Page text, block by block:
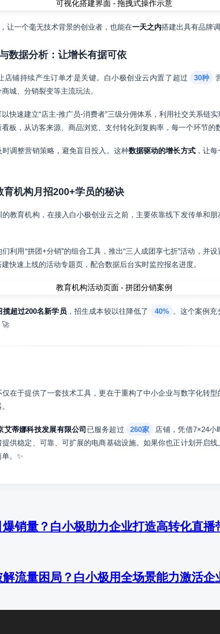
让一个毫无技术背景的创业者，也能在一天之内搭建出具有品牌
数据分析：让增长有据可依
店铺持续产生订单才是关键。白小极创业云内置了超过 30种
城、分销裂变等主流玩法。
快速建立“店主-推广员-消费者”三级分佣体系，利用社交关系链
板，从访客来源、商品浏览、支付转化到复购率，每一个环节的
调整营销策略，避免盲目投入。这种数据驱动的增长方式，让每
机构月招200+学员的秘诀
教育机构，在接入白小极创业云之前，主要依靠线下发传单和
利用“拼团+分销”的组合工具，推出“三人成团享七折”活动，并
快速上线的活动专题页，配合数据后台实时监控报名进度。
超过200名新学员 ，招生成本较以往降低了 40%
。这个案例
🚀
仅在于提供了一套技术工具，更在于重构了中小企业与数字化转
艾蒂娜科技发展有限公司 已服务超过 260家
店铺，凭借7×24
供稳定、可靠、可扩展的电商基础设施。如果你也正计划开启
。✨
销量？白小极助力企业打造高转化直播
流量困局？白小极用全场景能力激活企